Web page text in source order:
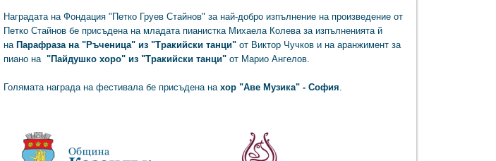
Наградата на Фондация "Петко Груев Стайнов" за най-добро изпълнение на произведение от
Петко Стайнов бе присъдена на младата пианистка Михаела Колева за изпълненията й
на Парафраза на "Ръченица" из "Тракийски танци" от Виктор Чучков и на аранжимент за
пиано на "Пайдушко хоро" из "Тракийски танци" от Марио Ангелов.
Голямата награда на фестивала бе присъдена на хор "Аве Музика" - София.